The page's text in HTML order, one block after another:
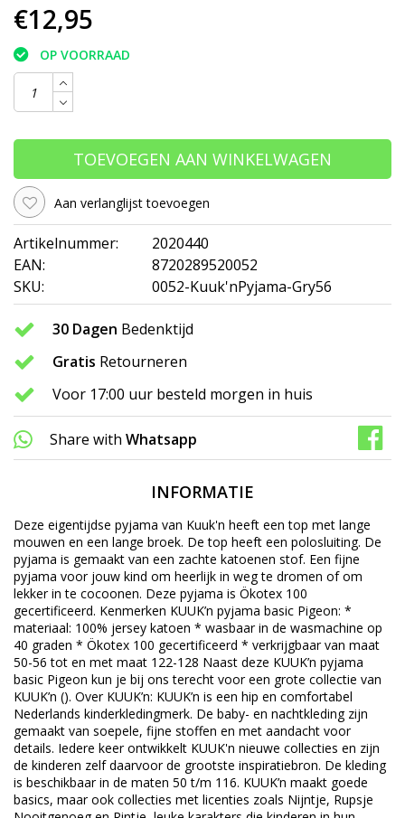
€12,95
OP VOORRAAD
TOEVOEGEN AAN WINKELWAGEN
Aan verlanglijst toevoegen
Artikelnummer:
2020440
EAN:
8720289520052
SKU:
0052-Kuuk'nPyjama-Gry56
30 Dagen Bedenktijd
Gratis Retourneren
Voor 17:00 uur besteld morgen in huis
Share with Whatsapp
INFORMATIE
Deze eigentijdse pyjama van Kuuk'n heeft een top met lange
mouwen en een lange broek. De top heeft een polosluiting. De
pyjama is gemaakt van een zachte katoenen stof. Een fijne
pyjama voor jouw kind om heerlijk in weg te dromen of om
lekker in te cocoonen. Deze pyjama is Ökotex 100
gecertificeerd. Kenmerken KUUK’n pyjama basic Pigeon: *
materiaal: 100% jersey katoen * wasbaar in de wasmachine op
40 graden * Ökotex 100 gecertificeerd * verkrijgbaar van maat
50-56 tot en met maat 122-128 Naast deze KUUK’n pyjama
basic Pigeon kun je bij ons terecht voor een grote collectie van
KUUK’n (). Over KUUK’n: KUUK’n is een hip en comfortabel
Nederlands kinderkledingmerk. De baby- en nachtkleding zijn
gemaakt van soepele, fijne stoffen en met aandacht voor
details. Iedere keer ontwikkelt KUUK'n nieuwe collecties en zijn
de kinderen zelf daarvoor de grootste inspiratiebron. De kleding
is beschikbaar in de maten 50 t/m 116. KUUK’n maakt goede
basics, maar ook collecties met licenties zoals Nijntje, Rupsje